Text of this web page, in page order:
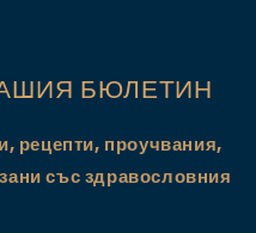
БЮЛЕТИН
рецепти, проучвания,
със здравословния